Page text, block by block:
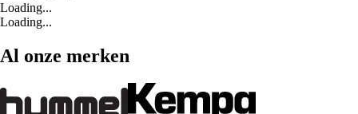
Loading...
Loading...
Al onze merken